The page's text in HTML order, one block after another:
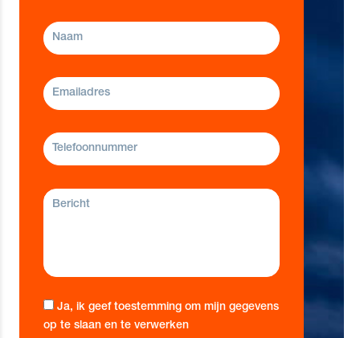
Ja, ik geef toestemming om mijn gegevens
op te slaan en te verwerken